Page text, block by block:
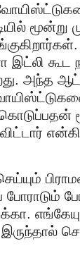
மூன்று
இட்லி
அந்த
விட்டார்
செய்யும்
போராடும்